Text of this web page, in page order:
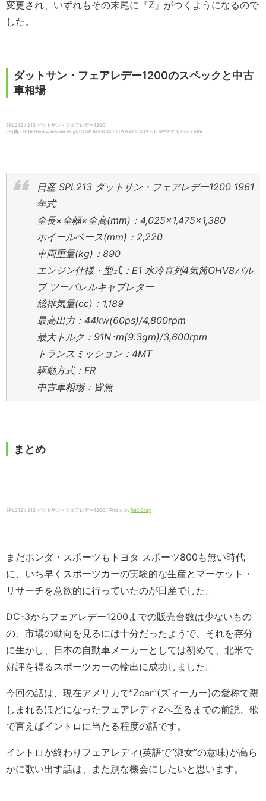
変更され、いずれもその末尾に『Z』がつくようになるので
した。
ダットサン・フェアレデー1200のスペックと中古
車相場
SPL212 / 213 ダットサン・フェアレデー1200
/ 出典：http://www.nissan.co.jp/COMPASS/GALLERY/FAIRLADY-STORY/S211/index.htm
日産 SPL213 ダットサン・フェアレデー1200 1961
年式
全長×全幅×全高(mm)：4,025×1,475×1,380
ホイールベース(mm)：2,220
車両重量(kg)：890
エンジン仕様・型式：E1 水冷直列4気筒OHV8バル
ブ ツーバレルキャブレター
総排気量(cc)：1,189
最高出力：44kw(60ps)/4,800rpm
最大トルク：91N･m(9.3gm)/3,600rpm
トランスミッション：4MT
駆動方式：FR
中古車相場：皆無
まとめ
SPL212 / 213 ダットサン・フェアレデー1200 / Photo by Rex Gray
まだホンダ・スポーツもトヨタ スポーツ800も無い時代
に、いち早くスポーツカーの実験的な生産とマーケット・
リサーチを意欲的に行っていたのが日産でした。
DC-3からフェアレデー1200までの販売台数は少ないもの
の、市場の動向を見るには十分だったようで、それを存分
に生かし、日本の自動車メーカーとしては初めて、北米で
好評を得るスポーツカーの輸出に成功しました。
今回の話は、現在アメリカで”Zcar”(ズィーカー)の愛称で親
しまれるほどになったフェアレディZへ至るまでの前説、歌
で言えばイントロに当たる程度の話です。
イントロが終わりフェアレディ(英語で”淑女”の意味)が高ら
かに歌い出す話は、また別な機会にしたいと思います。